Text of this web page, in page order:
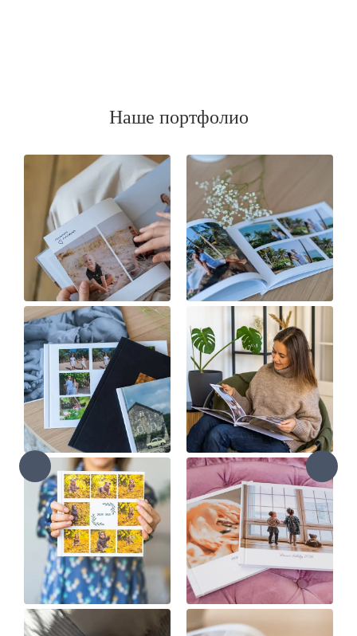
Наше портфолио